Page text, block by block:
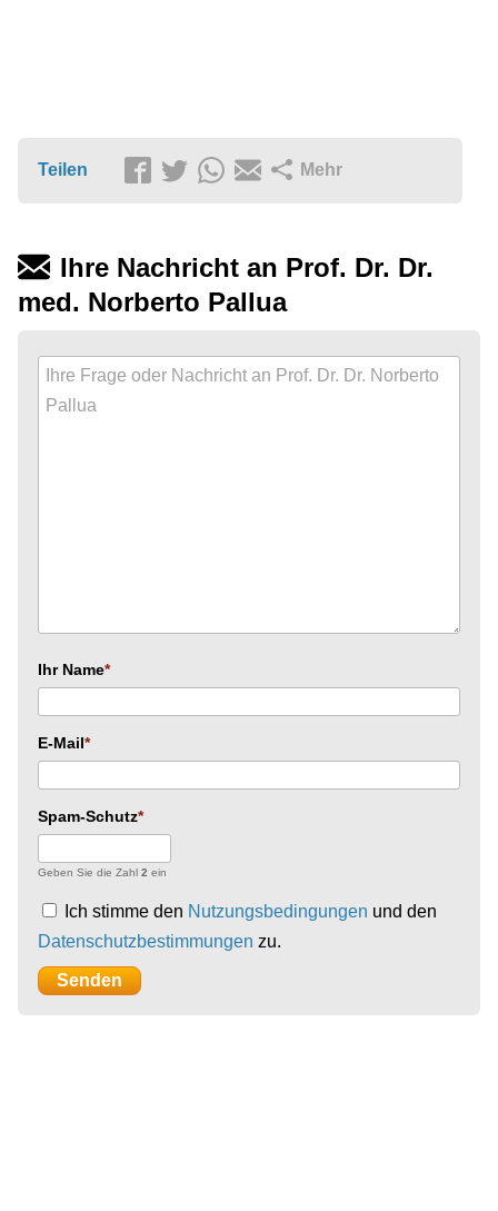
Teilen Mehr
Ihre Nachricht an Prof. Dr. Dr.
med. Norberto Pallua
Ihr Name
E-Mail
Spam-Schutz
Geben Sie die Zahl 2 ein
Ich stimme den Nutzungsbedingungen und den
Datenschutzbestimmungen zu.